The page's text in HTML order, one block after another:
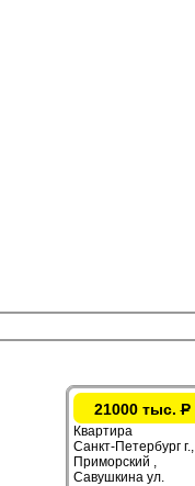
21000 тыс.Р
Квартира
Санкт-Петербург г.,
Приморский ,
Савушкина ул.